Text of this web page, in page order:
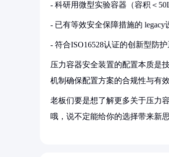
- 科研用微型实验容器（容积＜50L
- 已有等效安全保障措施的 legacy
- 符合ISO16528认证的创新型防
压力容器安全装置的配置本质是
机制确保配置方案的合规性与有效
老板们要是想了解更多关于压力
哦，说不定能给你的选择带来新